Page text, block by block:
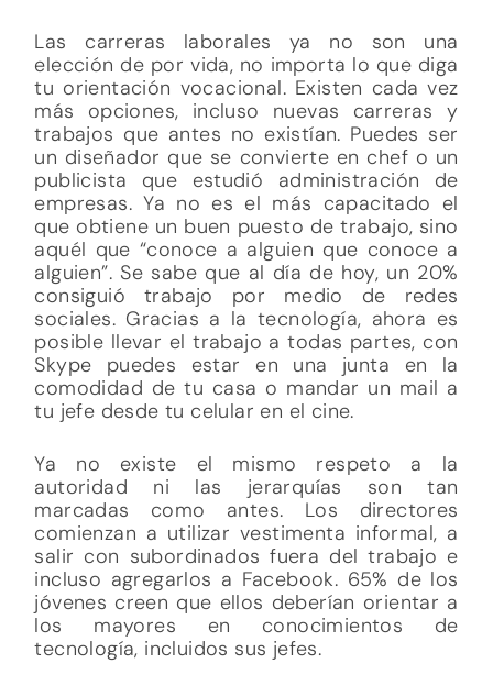
Las carreras laborales ya no son una
elección de por vida, no importa lo que diga
tu orientación vocacional. Existen cada vez
más opciones, incluso nuevas carreras y
trabajos que antes no existían. Puedes ser
un diseñador que se convierte en chef o un
publicista que estudió administración de
empresas. Ya no es el más capacitado el
que obtiene un buen puesto de trabajo, sino
aquél que “conoce a alguien que conoce a
alguien”. Se sabe que al día de hoy, un 20%
consiguió trabajo por medio de redes
sociales. Gracias a la tecnología, ahora es
posible llevar el trabajo a todas partes, con
Skype puedes estar en una junta en la
comodidad de tu casa o mandar un mail a
tu jefe desde tu celular en el cine.
Ya no existe el mismo respeto a la
autoridad ni las jerarquías son tan
marcadas como antes. Los directores
comienzan a utilizar vestimenta informal, a
salir con subordinados fuera del trabajo e
incluso agregarlos a Facebook. 65% de los
jóvenes creen que ellos deberían orientar a
los mayores en conocimientos de
tecnología, incluidos sus jefes.